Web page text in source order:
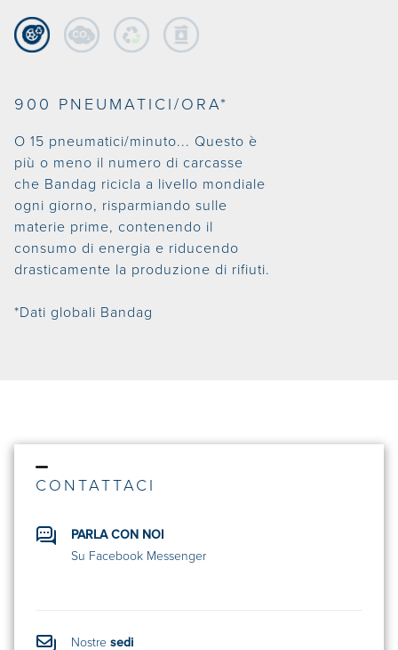
900 PNEUMATICI/ORA*
O 15 pneumatici/minuto... Questo è
più o meno il numero di carcasse
che Bandag ricicla a livello mondiale
ogni giorno, risparmiando sulle
materie prime, contenendo il
consumo di energia e riducendo
drasticamente la produzione di rifiuti.
*Dati globali Bandag
CONTATTACI
PARLA CON NOI
Su Facebook Messenger
Nostre sedi